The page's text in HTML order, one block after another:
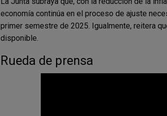
economía continúa en el proceso de ajuste
primer semestre de 2025. Igualmente, reitera
disponible.
Rueda de prensa